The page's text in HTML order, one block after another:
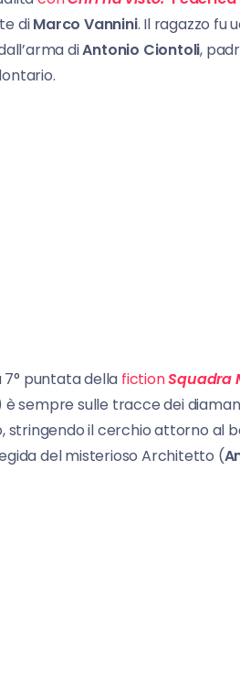
diMarco Vannini. Il ragazzo fu
diAntonio Ciontoli,
7° puntata della fictionSquadra
è sempre sulle tracce dei
stringendo il cerchio attorno al
del misterioso Architetto (